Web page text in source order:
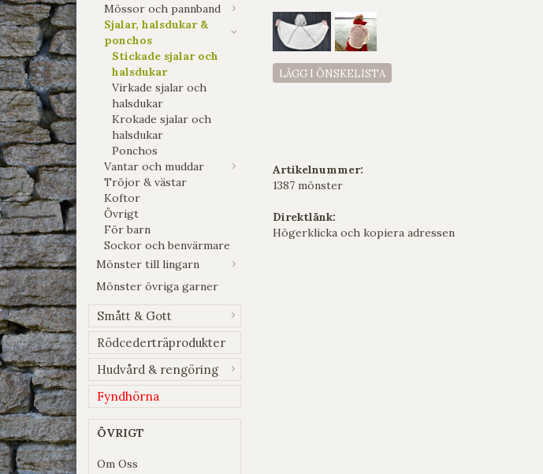
Mössor och pannband
Sjalar, halsdukar &
ponchos
Stickade sjalar och
halsdukar
Virkade sjalar och
halsdukar
Krokade sjalar och
halsdukar
Ponchos
Vantar och muddar
Tröjor & västar
Koftor
Övrigt
För barn
Sockor och benvärmare
Mönster till lingarn
Mönster övriga garner
Smått & Gott
Rödcederträprodukter
Hudvård & rengöring
Fyndhörna
ÖVRIGT
Om Oss
LÄGG I ÖNSKELISTA
Artikelnummer:
1387 mönster
Direktlänk:
Högerklicka och kopiera adressen